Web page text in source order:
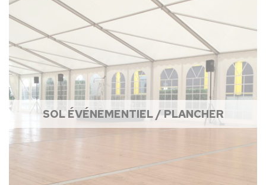
SOL ÉVÉNEMENTIEL / PLANCHER